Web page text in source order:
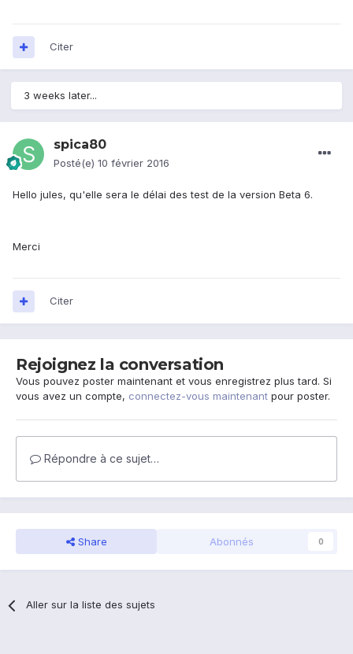
Citer
3 weeks later...
spica80
Posté(e) 10 février 2016
Hello jules, qu'elle sera le délai des test de la version Beta 6.
Merci
Citer
Rejoignez la conversation
Vous pouvez poster maintenant et vous enregistrez plus tard. Si
vous avez un compte, connectez-vous maintenant pour poster.
Répondre à ce sujet…
Share Abonnés 0
Aller sur la liste des sujets